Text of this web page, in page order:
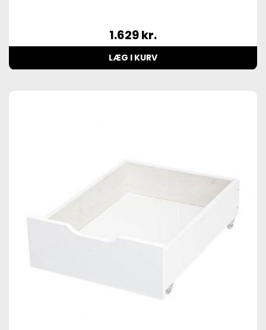
1.629kr.
LÆG I KURV